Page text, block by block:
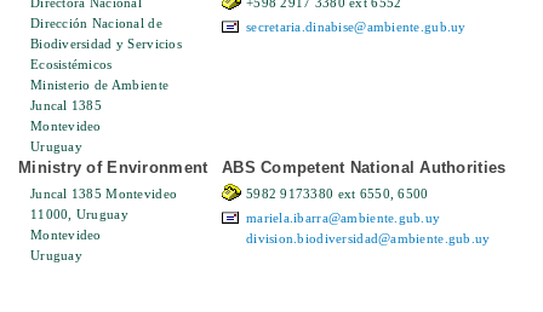
Dirección Nacional de
Biodiversidad y Servicios
Ecosistémicos
Ministerio de Ambiente
Juncal 1385
Montevideo
Uruguay
secretaria.dinabise@ambiente.gub.uy
Ministry of Environment
Juncal 1385 Montevideo
11000, Uruguay
Montevideo
Uruguay
ABS Competent National Authorities
5982 9173380 ext 6550, 6500
mariela.ibarra@ambiente.gub.uy
division.biodiversidad@ambiente.gub.uy